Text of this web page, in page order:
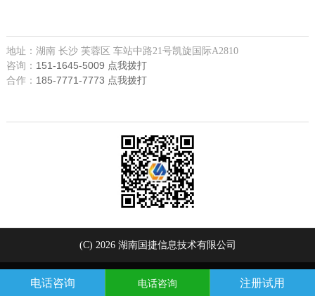
地址：湖南 长沙 芙蓉区 车站中路21号凯旋国际A2810
咨询： 151-1645-5009 点我拨打
合作： 185-7771-7773 点我拨打
(C) 2026 湖南国捷信息技术有限公司
电话咨询 电话咨询 注册试用